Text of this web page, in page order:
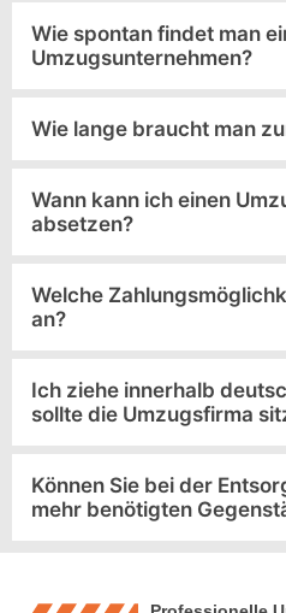
Wie spontan findet man
Umzugsunternehmen?
Wie lange braucht man
Wann kann ich einen
absetzen?
Welche
an?
Ich ziehe innerhalb
sollte die Umzugsfirma
Können Sie bei der
mehr benötigten